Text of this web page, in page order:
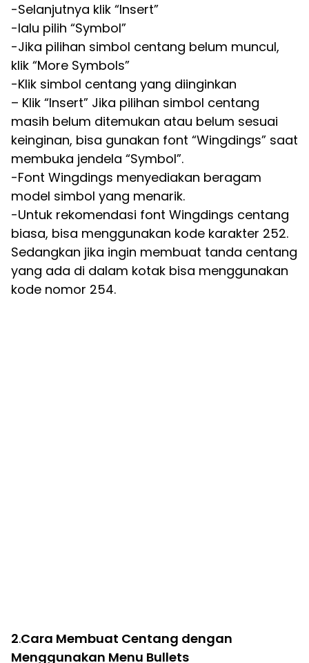
-Selanjutnya klik “Insert”
-lalu pilih “Symbol”
-Jika pilihan simbol centang belum muncul,
klik “More Symbols”
-Klik simbol centang yang diinginkan
– Klik “Insert” Jika pilihan simbol centang
masih belum ditemukan atau belum sesuai
keinginan, bisa gunakan font “Wingdings” saat
membuka jendela “Symbol”.
-Font Wingdings menyediakan beragam
model simbol yang menarik.
-Untuk rekomendasi font Wingdings centang
biasa, bisa menggunakan kode karakter 252.
Sedangkan jika ingin membuat tanda centang
yang ada di dalam kotak bisa menggunakan
kode nomor 254.
2.Cara Membuat Centang dengan
Menggunakan Menu Bullets